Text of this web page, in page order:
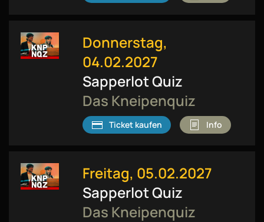
Donnerstag,
04.02.2027
Sapperlot Quiz
Das Kneipenquiz
Ticket kaufen Info
Freitag, 05.02.2027
Sapperlot Quiz
Das Kneipenquiz